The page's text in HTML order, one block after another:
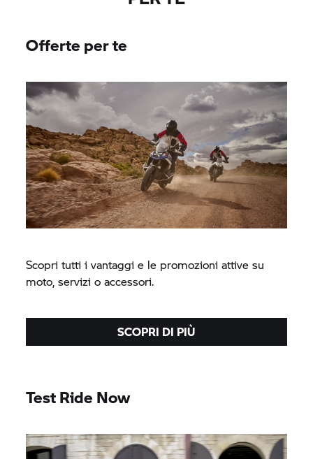
Offerte per te
Scopri tutti i vantaggi e le promozioni attive su
moto, servizi o accessori.
SCOPRI DI PIÙ
Test Ride Now